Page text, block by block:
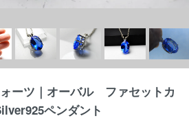
ーツ｜オーバル ファセットカ
ペンダント